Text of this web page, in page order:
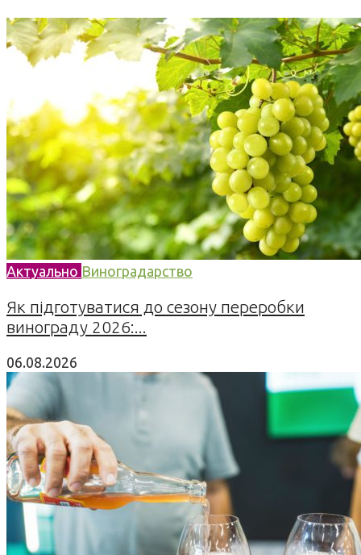
Актуально Виноградарство
Як підготуватися до сезону переробки
винограду 2026:...
06.08.2026